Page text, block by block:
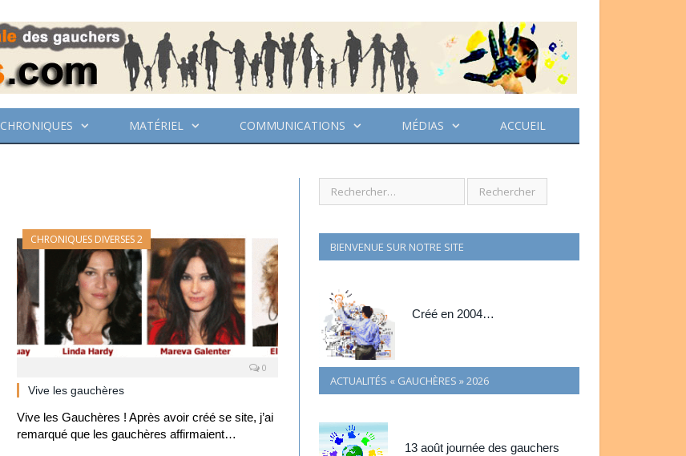
CHRONIQUES MATÉRIEL COMMUNICATIONS MÉDIAS ACCUEIL
CHRONIQUES DIVERSES 2
0
Vive les gauchères
Vive les Gauchères ! Après avoir créé se site, j’ai
remarqué que les gauchères affirmaient…
BIENVENUE SUR NOTRE SITE
Créé en 2004…
ACTUALITÉS « GAUCHÈRES » 2026
13 août journée des gauchers